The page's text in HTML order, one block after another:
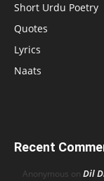
Short Urdu Poetry
Quotes
Lyrics
Naats
Recent
Anonymous on Dil